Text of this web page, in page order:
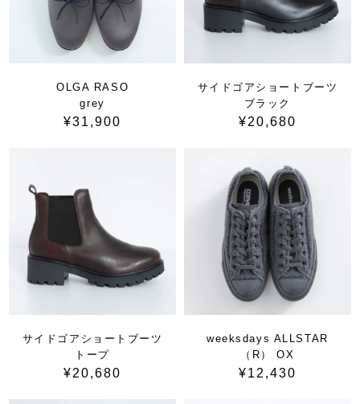
OLGA RASO
grey
¥31,900
サイドゴアショートブーツ
ブラック
¥20,680
サイドゴアショートブーツ
トープ
¥20,680
weeksdays ALLSTAR
（R） OX
¥12,430